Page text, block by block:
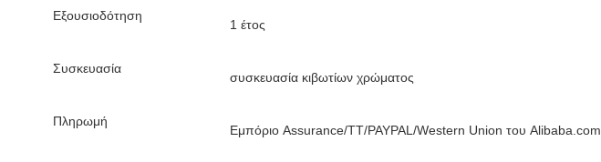
Εξουσιοδότηση
1 έτος
Συσκευασία
συσκευασία κιβωτίων χρώματος
Πληρωμή
Εμπόριο Assurance/TT/PAYPAL/Western Union του Alibaba.com